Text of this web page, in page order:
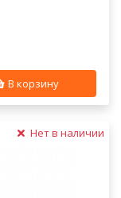
В корзину
Нет в наличии